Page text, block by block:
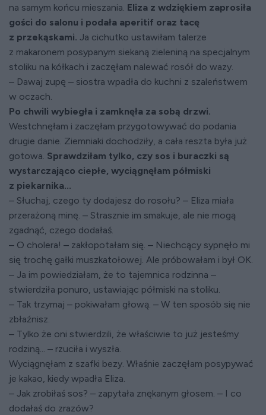
na samym końcu mieszania. Eliza z wdziękiem zaprosiła
gości do salonu i podała aperitif oraz tacę
z przekąskami. Ja cichutko ustawiłam talerze
z makaronem posypanym siekaną zieleniną na specjalnym
stoliku na kółkach i zaczęłam nalewać rosół do wazy.
– Dawaj zupę – siostra wpadła do kuchni z szaleństwem
w oczach.
Po chwili wybiegła i zamknęła za sobą drzwi.
Westchnęłam i zaczęłam przygotowywać do podania
drugie danie. Ziemniaki dochodziły, a cała reszta była już
gotowa. Sprawdziłam tylko, czy sos i buraczki są
wystarczająco ciepłe, wyciągnęłam półmiski
z piekarnika...
– Słuchaj, czego ty dodajesz do rosołu? – Eliza miała
przerażoną minę. – Strasznie im smakuje, ale nie mogą
zgadnąć, czego dodałaś.
– O cholera! – zakłopotałam się. – Niechcący sypnęło mi
się trochę gałki muszkatołowej. Ale próbowałam i był OK.
– Ja im powiedziałam, że to tajemnica rodzinna –
stwierdziła ponuro, ustawiając półmiski na stoliku.
– Tak trzymaj – pokiwałam głową. – W ten sposób się nie
zbłaźnisz.
– Tylko że oni stwierdzili, że właściwie to już jesteśmy
rodziną... – rzuciła i wyszła.
Wyciągnęłam z szafki bezy. Właśnie zaczęłam posypywać
je kakao, kiedy wpadła Eliza.
– Jak zrobiłaś sos? – zapytała znękanym głosem. – I co
dodałaś do zrazów?